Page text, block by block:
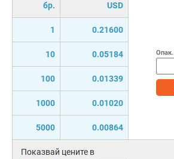
бр. USD
1 0.21600
10 0.05184
100 0.01339
1000 0.01020
5000 0.00864
Опак.
Показвай цените в